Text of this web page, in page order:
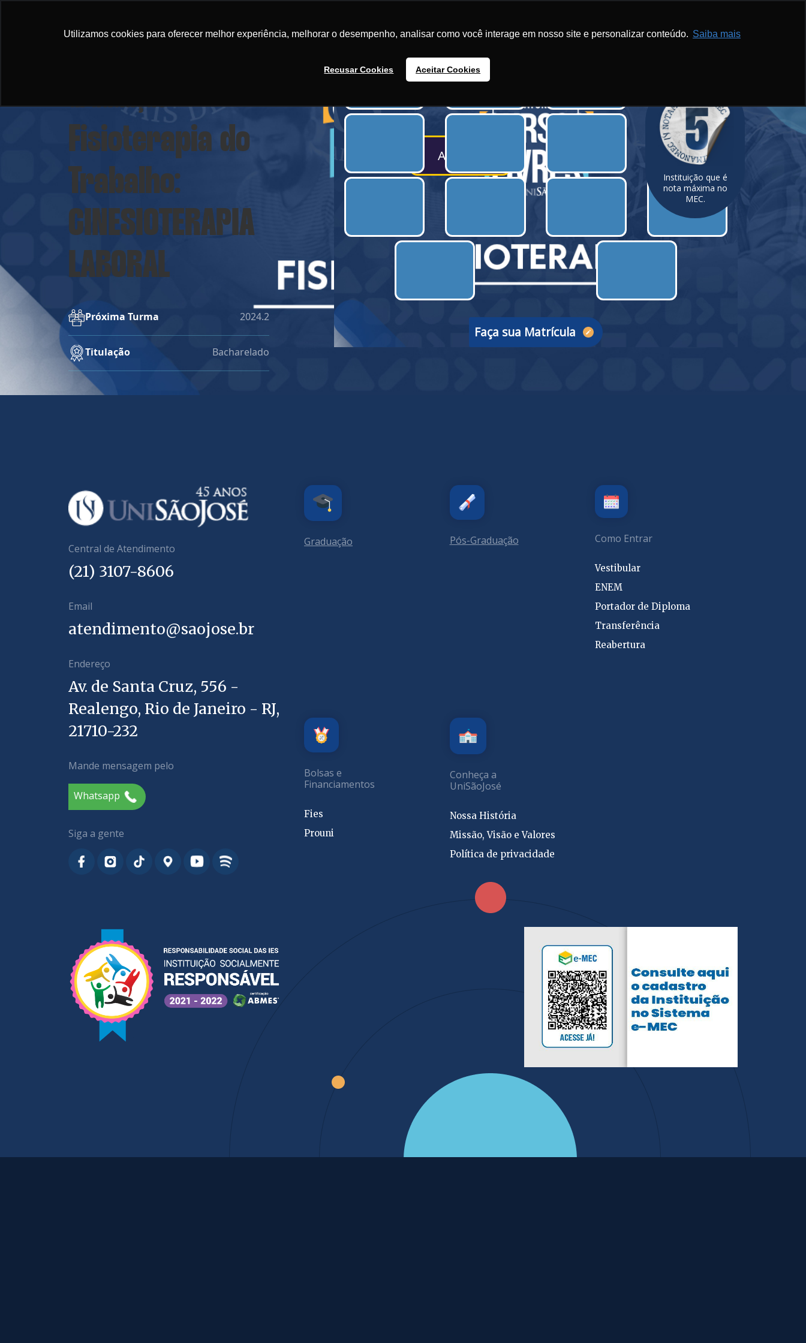
Utilizamos cookies para oferecer melhor experiência, melhorar o desempenho, analisar como você interage em nosso site e personalizar conteúdo. Saiba mais
Recusar Cookies Aceitar Cookies
Graduação
Fisioterapia do
Trabalho:
CINESIOTERAPIA
LABORAL
Próxima Turma 2024.2
Titulação Bacharelado
A partir de
Faça sua Matrícula
Instituição que é
nota máxima no
MEC.
Central de Atendimento
(21) 3107-8606
Email
atendimento@saojose.br
Endereço
Av. de Santa Cruz, 556 -
Realengo, Rio de Janeiro - RJ,
21710-232
Mande mensagem pelo
Whatsapp
Siga a gente
Graduação Pós-Graduação Como Entrar
Vestibular
ENEM
Portador de Diploma
Transferência
Reabertura
Bolsas e
Financiamentos
Fies
Prouni
Conheça a
UniSãoJosé
Nossa História
Missão, Visão e Valores
Política de privacidade